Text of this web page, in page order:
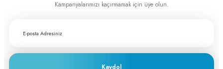
Kampanyalarımızı kaçırmamak için üye olun.
Kaydol